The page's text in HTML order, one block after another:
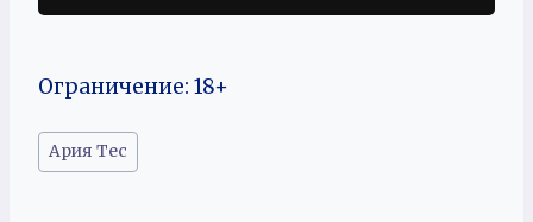
Ограничение: 18+
Метки
записи:
Ария Тес